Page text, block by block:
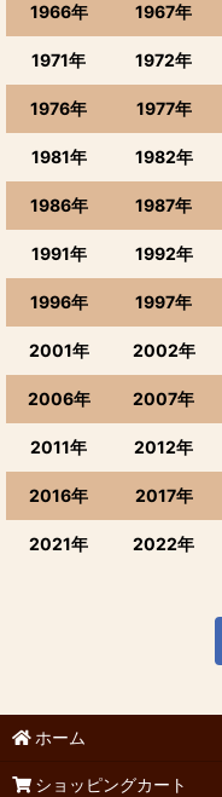
1966年 1967年
1971年 1972年
1976年 1977年
1981年 1982年
1986年 1987年
1991年 1992年
1996年 1997年
2001年 2002年
2006年 2007年
2011年 2012年
2016年 2017年
2021年 2022年
ホーム
ショッピングカート